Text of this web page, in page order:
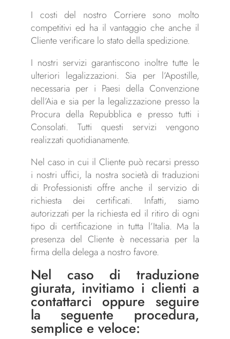
I costi del nostro Corriere sono molto
competitivi ed ha il vantaggio che anche il
Cliente verificare lo stato della spedizione.
I nostri servizi garantiscono inoltre tutte le
ulteriori legalizzazioni. Sia per l’Apostille,
necessaria per i Paesi della Convenzione
dell’Aia e sia per la legalizzazione presso la
Procura della Repubblica e presso tutti i
Consolati. Tutti questi servizi vengono
realizzati quotidianamente.
Nel caso in cui il Cliente può recarsi presso
i nostri uffici, la nostra società di traduzioni
di Professionisti offre anche il servizio di
richiesta dei certificati. Infatti, siamo
autorizzati per la richiesta ed il ritiro di ogni
tipo di certificazione in tutta l’Italia. Ma la
presenza del Cliente è necessaria per la
firma della delega a nostro favore.
Nel caso di traduzione
giurata, invitiamo i clienti a
contattarci oppure seguire
la seguente procedura,
semplice e veloce: